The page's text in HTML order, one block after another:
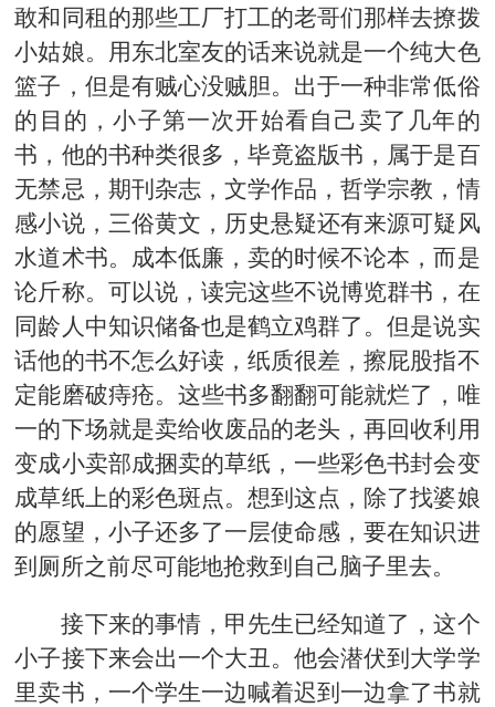
敢和同租的那些工厂打工的老哥们那样去撩拨
小姑娘。用东北室友的话来说就是一个纯大色
篮子，但是有贼心没贼胆。出于一种非常低俗
的目的，小子第一次开始看自己卖了几年的
书，他的书种类很多，毕竟盗版书，属于是百
无禁忌，期刊杂志，文学作品，哲学宗教，情
感小说，三俗黄文，历史悬疑还有来源可疑风
水道术书。成本低廉，卖的时候不论本，而是
论斤称。可以说，读完这些不说博览群书，在
同龄人中知识储备也是鹤立鸡群了。但是说实
话他的书不怎么好读，纸质很差，擦屁股指不
定能磨破痔疮。这些书多翻翻可能就烂了，唯
一的下场就是卖给收废品的老头，再回收利用
变成小卖部成捆卖的草纸，一些彩色书封会变
成草纸上的彩色斑点。想到这点，除了找婆娘
的愿望，小子还多了一层使命感，要在知识进
到厕所之前尽可能地抢救到自己脑子里去。
接下来的事情，甲先生已经知道了，这个
小子接下来会出一个大丑。他会潜伏到大学学
里卖书，一个学生一边喊着迟到一边拿了书就